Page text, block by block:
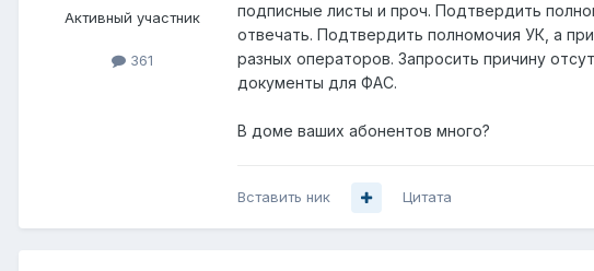
Активный участник
361
подписные листы и проч. Подтвердить
отвечать. Подтвердить полномочия УК, а
разных операторов. Запросить причину
документы для ФАС.
В доме ваших абонентов много?
Вставить ник Цитата